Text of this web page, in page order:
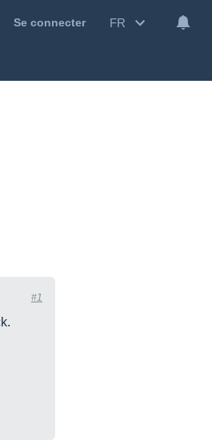
Se connecter FR
#1